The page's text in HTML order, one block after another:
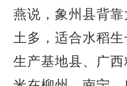
燕说，象州县背
土多，适合水稻
生产基地县、广